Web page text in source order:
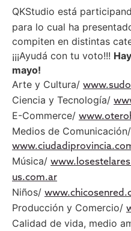
QKStudio está
para lo cual ha
compiten en distintas
¡¡¡Ayudá con tu voto!!!
mayo!
Arte y Cultura/
Ciencia y Tecnología/
E-Commerce/
Medios de Comunicación/
Música/
us.com.ar
Niños/
Producción y Comercio/
Calidad de vida, medio